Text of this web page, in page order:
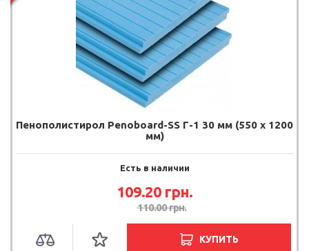
Пенополистирол Penoboard-SS Г-1 30 мм (550 х 1200
мм)
Есть в наличии
109.20 грн.
110.00 грн.
КУПИТЬ